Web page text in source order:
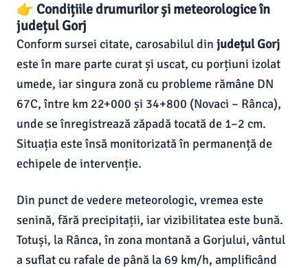
👉 Condițiile drumurilor și meteorologice în
județul Gorj
Conform sursei citate, carosabilul din județul Gorj
este în mare parte curat și uscat, cu porțiuni izolat
umede, iar singura zonă cu probleme rămâne DN
67C, între km 22+000 și 34+800 (Novaci – Rânca),
unde se înregistrează zăpadă tocată de 1–2 cm.
Situația este însă monitorizată în permanență de
echipele de intervenție.
Din punct de vedere meteorologic, vremea este
senină, fără precipitații, iar vizibilitatea este bună.
Totuși, la Rânca, în zona montană a Gorjului, vântul
a suflat cu rafale de până la 69 km/h, amplificând